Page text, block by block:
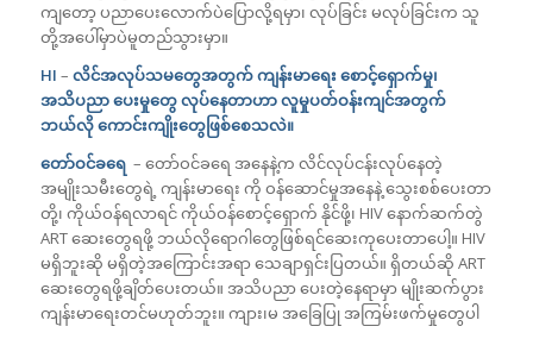
ကျတော့ ပညာပေးလောက်ပဲပြောလို့ရမှာ၊ လုပ်ခြင်း မလုပ်ခြင်းက သူ
တို့အပေါ်မှာပဲမူတည်သွားမှာ။
HI – လိင်အလုပ်သမတွေအတွက် ကျန်းမာရေး စောင့်ရှောက်မှု၊
အသိပညာ ပေးမှုတွေ လုပ်နေတာဟာ လူမှုပတ်ဝန်းကျင်အတွက်
ဘယ်လို ကောင်းကျိုးတွေဖြစ်စေသလဲ။
တော်ဝင်ခရေ– တော်ဝင်ခရေ အနေနဲ့က လိင်လုပ်ငန်းလုပ်နေတဲ့
အမျိုးသမီးတွေရဲ့ ကျန်းမာရေး ကို ဝန်ဆောင်မှုအနေနဲ့ သွေးစစ်ပေးတာ
တို့၊ ကိုယ်ဝန်ရလာရင် ကိုယ်ဝန်စောင့်ရှောက် နိုင်ဖို့၊ HIV နောက်ဆက်တွဲ
ART ဆေးတွေရဖို့ ဘယ်လိုရောဂါတွေဖြစ်ရင်ဆေးကုပေးတာပေါ့။ HIV
မရှိဘူးဆို မရှိတဲ့အကြောင်းအရာ သေချာရှင်းပြတယ်။ ရှိတယ်ဆို ART
ဆေးတွေရဖို့ချိတ်ပေးတယ်။ အသိပညာ ပေးတဲ့နေရာမှာ မျိုးဆက်ပွား
ကျန်းမာရေးတင်မဟုတ်ဘူး။ ကျား၊မ အခြေပြု အကြမ်းဖက်မှုတွေပါ